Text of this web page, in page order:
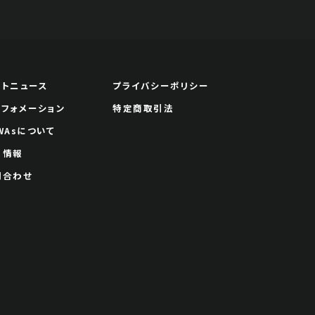
ニュース
ォメーション
について
報
わせ
プライバシーポリシー
特定商取引法